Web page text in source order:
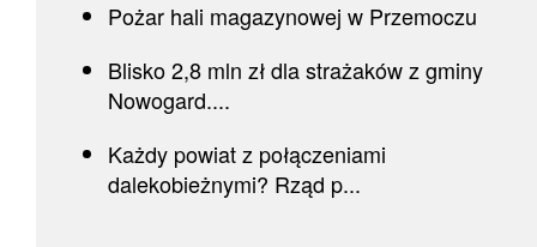
Pożar hali magazynowej w Przemoczu
Blisko 2,8 mln zł dla strażaków z gminy
Nowogard....
Każdy powiat z połączeniami
dalekobieżnymi? Rząd p...